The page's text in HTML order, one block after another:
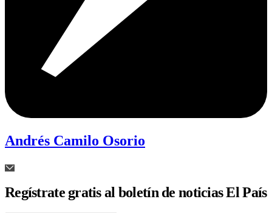
Andrés Camilo Osorio
Regístrate gratis al boletín de noticias El País